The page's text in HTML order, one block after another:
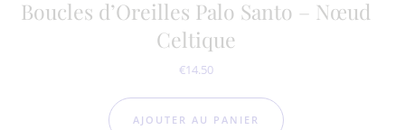
Boucles d’Oreilles Palo Santo – Nœud
Celtique
€14.50
AJOUTER AU PANIER